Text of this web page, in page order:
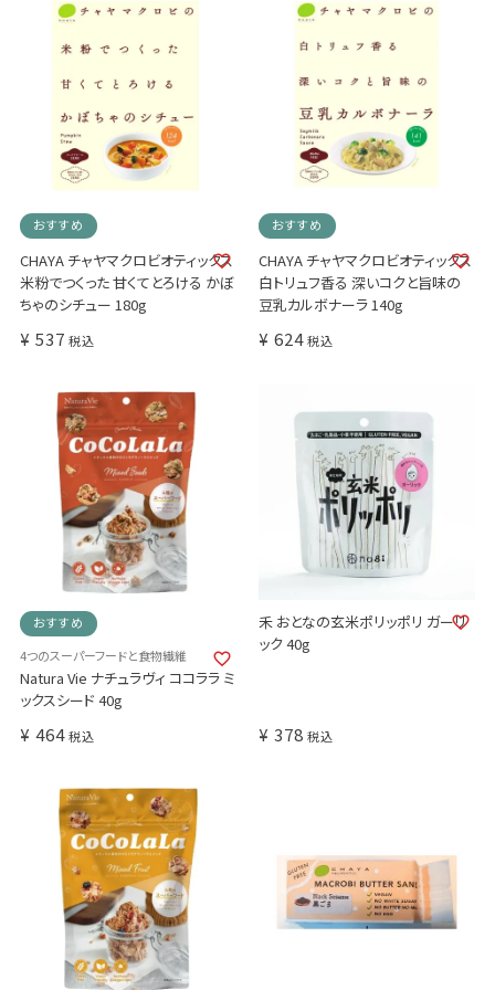
おすすめ
CHAYA チャヤマクロビオティックス
米粉でつくった 甘くてとろける かぼ
ちゃのシチュー 180g
¥ 537 税込
おすすめ
CHAYA チャヤマクロビオティックス
白トリュフ香る 深いコクと旨味の
豆乳カルボナーラ 140g
¥ 624 税込
おすすめ
4つのスーパーフードと食物繊維
Natura Vie ナチュラヴィ ココララ ミ
ックスシード 40g
¥ 464 税込
禾 おとなの玄米ポリッポリ ガーリ
ック 40g
¥ 378 税込